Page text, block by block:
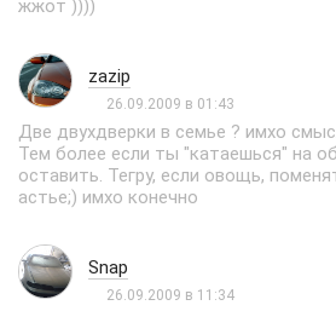
жжот ))))
zazip
26.09.2009 в 01:43
Две двухдверки в семье ? имхо
Тем более если ты "катаешься" на
оставить. Тегру, если овощь,
астье;) имхо конечно
Snap
26.09.2009 в 11:34